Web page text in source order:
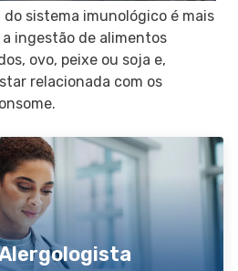
sistema imunológico é mais
a ingestão de alimentos
ovo, peixe ou soja e,
relacionada com os